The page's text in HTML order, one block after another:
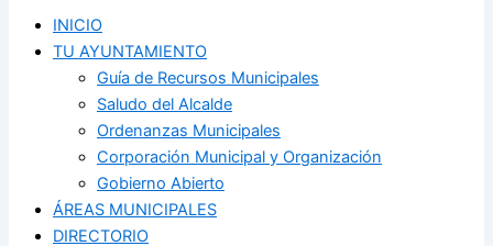
INICIO
TU AYUNTAMIENTO
Guía de Recursos Municipales
Saludo del Alcalde
Ordenanzas Municipales
Corporación Municipal y Organización
Gobierno Abierto
ÁREAS MUNICIPALES
DIRECTORIO